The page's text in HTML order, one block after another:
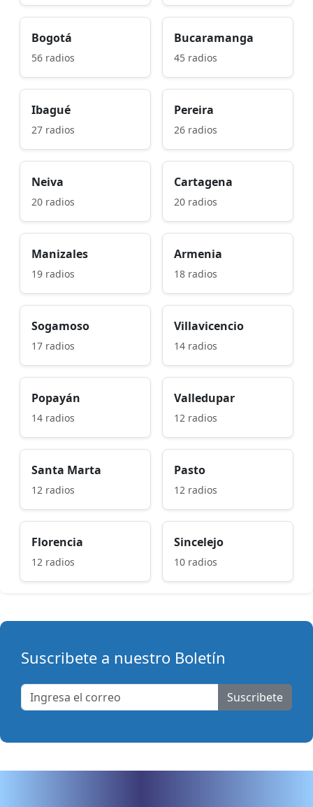
Bogotá
56 radios
Bucaramanga
45 radios
Ibagué
27 radios
Pereira
26 radios
Neiva
20 radios
Cartagena
20 radios
Manizales
19 radios
Armenia
18 radios
Sogamoso
17 radios
Villavicencio
14 radios
Popayán
14 radios
Valledupar
12 radios
Santa Marta
12 radios
Pasto
12 radios
Florencia
12 radios
Sincelejo
10 radios
Suscribete a nuestro Boletín
Suscribete